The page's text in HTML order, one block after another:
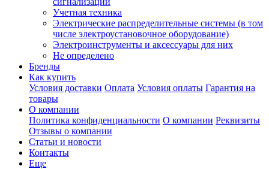
Учетная техника
Электрические распределительные системы (в том
числе электроустановочное оборудование)
Электроинструменты и аксессуары для них
Не определено
Бренды
Как купить
Условия доставки Оплата Условия оплаты Гарантия на
товары
О компании
Политика конфиденциальности О компании Реквизиты
Отзывы о компании
Статьи и новости
Контакты
Еще